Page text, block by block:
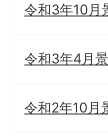
令和3年10月
令和3年4月
令和2年10月